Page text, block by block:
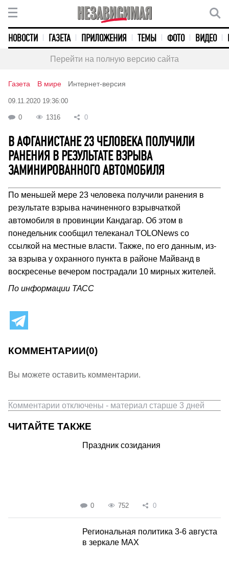
НОВОСТИ ГАЗЕТА ПРИЛОЖЕНИЯ ТЕМЫ ФОТО ВИДЕО
Перейти на полную версию сайта
Газета В мире Интернет-версия
09.11.2020 19:36:00
0 1316 0
В АФГАНИСТАНЕ 23 ЧЕЛОВЕКА ПОЛУЧИЛИ
РАНЕНИЯ В РЕЗУЛЬТАТЕ ВЗРЫВА
ЗАМИНИРОВАННОГО АВТОМОБИЛЯ
По меньшей мере 23 человека получили ранения в
результате взрыва начиненного взрывчаткой
автомобиля в провинции Кандагар. Об этом в
понедельник сообщил телеканал TOLONews со
ссылкой на местные власти. Также, по его данным, из-
за взрыва у охранного пункта в районе Майванд в
воскресенье вечером пострадали 10 мирных жителей.
По информации ТАСС
КОММЕНТАРИИ(0)
Вы можете оставить комментарии.
Комментарии отключены - материал старше 3 дней
ЧИТАЙТЕ ТАКЖЕ
Праздник созидания
0 752 0
Региональная политика 3-6 августа
в зеркале MAX